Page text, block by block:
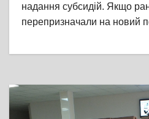
надання субсидій. Якщо
перепризначали на новий